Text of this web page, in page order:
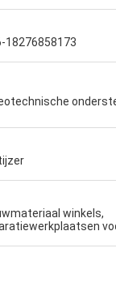
18276858173
winkels,